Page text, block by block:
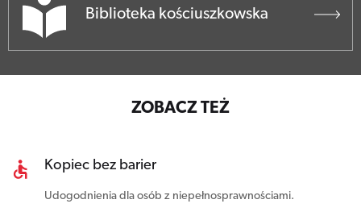
Biblioteka kościuszkowska
ZOBACZ TEŻ
Kopiec bez barier
Udogodnienia dla osób z niepełnosprawnościami.